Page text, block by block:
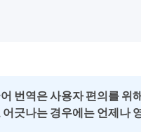
번역은 사용자 편의를 위
어긋나는 경우에는 언제나